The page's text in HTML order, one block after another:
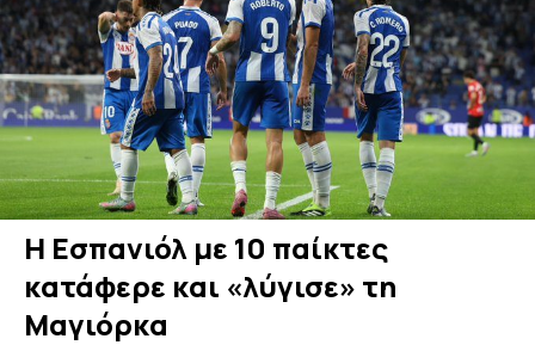
Η Εσπανιόλ με 10 παίκτες
κατάφερε και «λύγισε» τη
Μαγιόρκα